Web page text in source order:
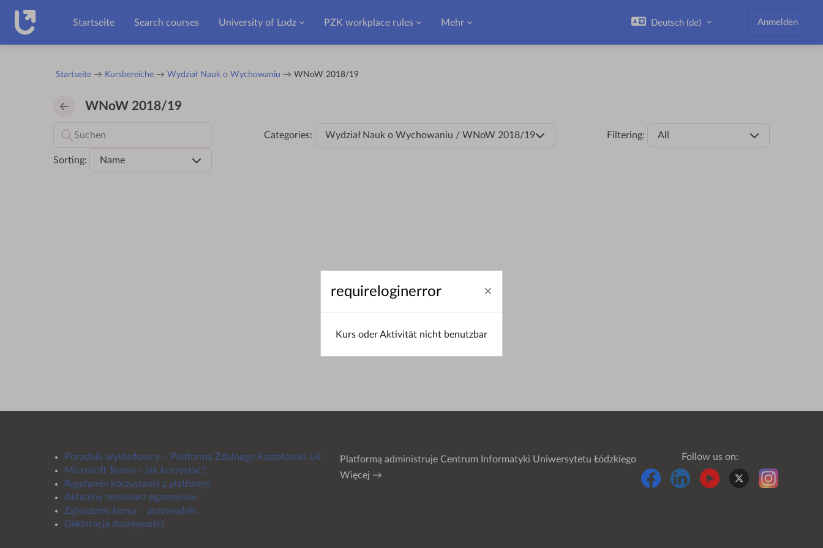
Startseite
Search courses University of Lodz PZK workplace rules Mehr Deutsch ‎(de)‎ Anmelden
Startseite Kursbereiche Wydział Nauk o Wychowaniu WNoW 2018/19
WNoW 2018/19
Categories: Wydział Nauk o Wychowaniu / WNoW 2018/19 Filtering: All
Sorting: Name
Poradnik wykładowcy – Platforma Zdalnego Kształcenia UŁ
Microsoft Teams – jak korzystać?
Regulamin korzystania z platformy
Aktualny terminarz egzaminów
Zgłoszenie kursu – przewodnik
Deklaracja dostępności
Platformą administruje Centrum Informatyki Uniwersytetu Łódzkiego
Więcej →
Follow us on:
requireloginerror
Kurs oder Aktivität nicht benutzbar